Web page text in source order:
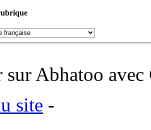
sur Abhatoo
site -